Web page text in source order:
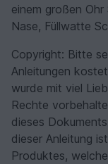
einem großen
Nase, Füllwatte
Copyright: Bitte
Anleitungen
wurde mit viel
Rechte
dieses
dieser Anleitung
Produktes,